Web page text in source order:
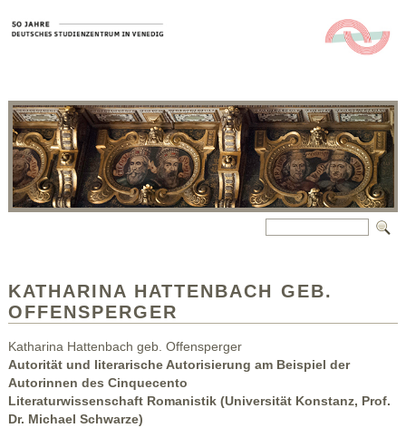
KATHARINA HATTENBACH GEB.
OFFENSPERGER
Katharina Hattenbach geb. Offensperger
Autorität und literarische Autorisierung am Beispiel der
Autorinnen des Cinquecento
Literaturwissenschaft Romanistik (Universität Konstanz, Prof.
Dr. Michael Schwarze)